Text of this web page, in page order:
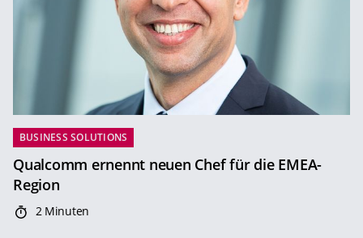
BUSINESS SOLUTIONS
Qualcomm ernennt neuen Chef für die EMEA-
Region
2 Minuten